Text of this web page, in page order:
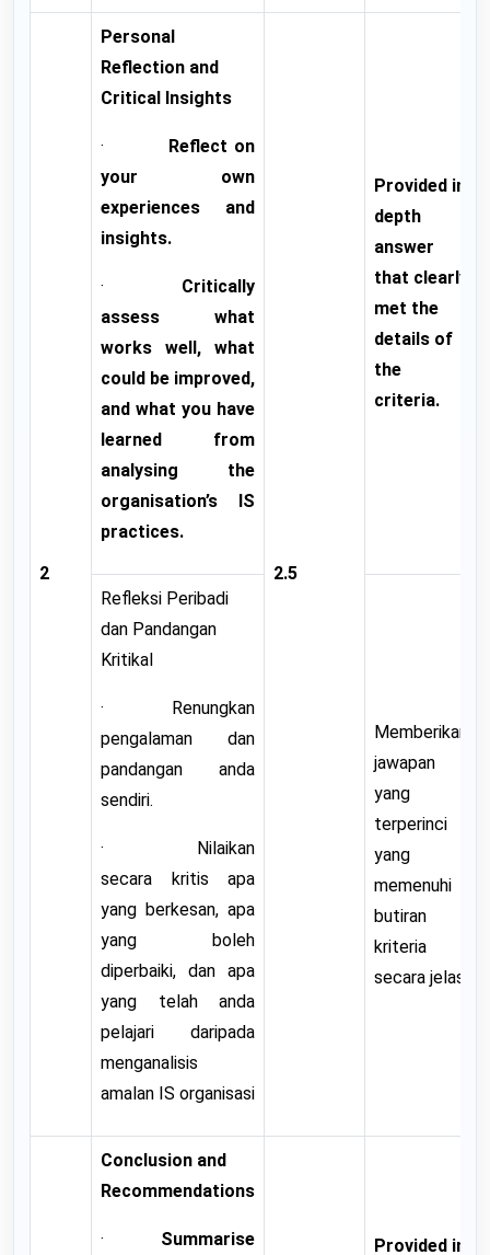
2
Personal
Reflection and
Critical Insights
· Reflect on
your own
experiences and
insights.
· Critically
assess what
works well, what
could be improved,
and what you have
learned from
analysing the
organisation’s IS
practices.
2.5
Provided in
depth
answer
that clearly
met the
details of
the
criteria.
Refleksi Peribadi
dan Pandangan
Kritikal
· Renungkan
pengalaman dan
pandangan anda
sendiri.
· Nilaikan
secara kritis apa
yang berkesan, apa
yang boleh
diperbaiki, dan apa
yang telah anda
pelajari daripada
menganalisis
amalan IS organisasi
Memberikan
jawapan
yang
terperinci
yang
memenuhi
butiran
kriteria
secara jelas.
Conclusion and
Recommendations
· Summarise Provided in